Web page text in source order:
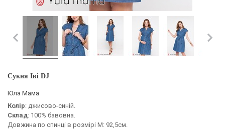
Сукня Іві DJ
Юла Мама
Колір: джисово-синій.
Склад: 100% бавовна.
Довжина по спинці в розмірі М: 92,5см.